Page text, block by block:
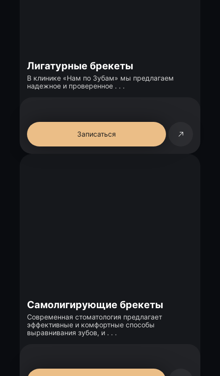
Лигатурные брекеты
В клинике «Нам по Зубам» мы предлагаем
надежное и проверенное . . .
Записаться
Самолигирующие брекеты
Современная стоматология предлагает
эффективные и комфортные способы
выравнивания зубов, и . . .